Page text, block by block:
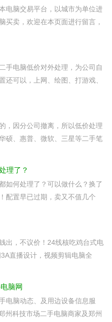
电脑交易平台，以城市为单位进
买卖，欢迎在本页面进行留言，
手电脑低价对外处理，为公司自
还可以，上网、绘图、打游戏、
，因分公司撤离，所以低价处理
硕、惠普、微软、三星等二手笔
理了？
如何处理了？可以做什么？换了
配置早已过期，卖又不值几个
出，不议价！24线核吃鸡台式电
直播设计，视频剪辑电脑全
脑网
电脑动态、及用边设备信息服
州科技市场二手电脑商家及郑州